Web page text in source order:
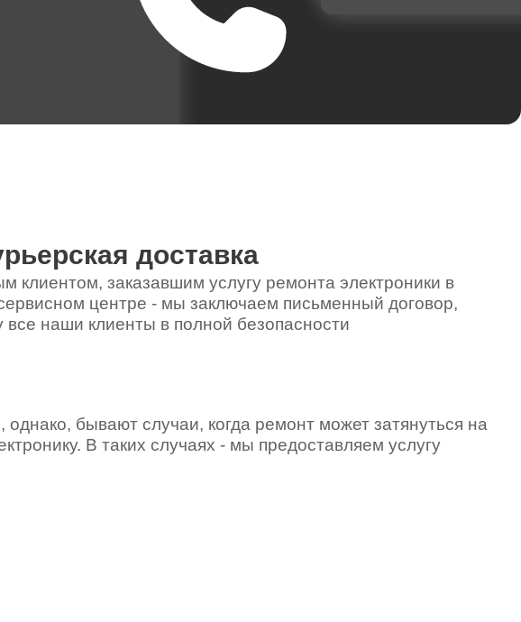
доставка
клиентом, заказавшим услугу ремонта электроники в
центре - мы заключаем письменный договор,
все наши клиенты в полной безопасности
бывают случаи, когда ремонт может затянуться на
В таких случаях - мы предоставляем услугу